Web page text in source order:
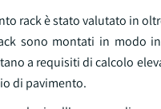
rack è stato valutato in
sono montati in modo
a requisiti di calcolo
di pavimento.